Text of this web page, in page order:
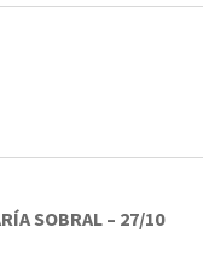
SOBRAL – 27/10